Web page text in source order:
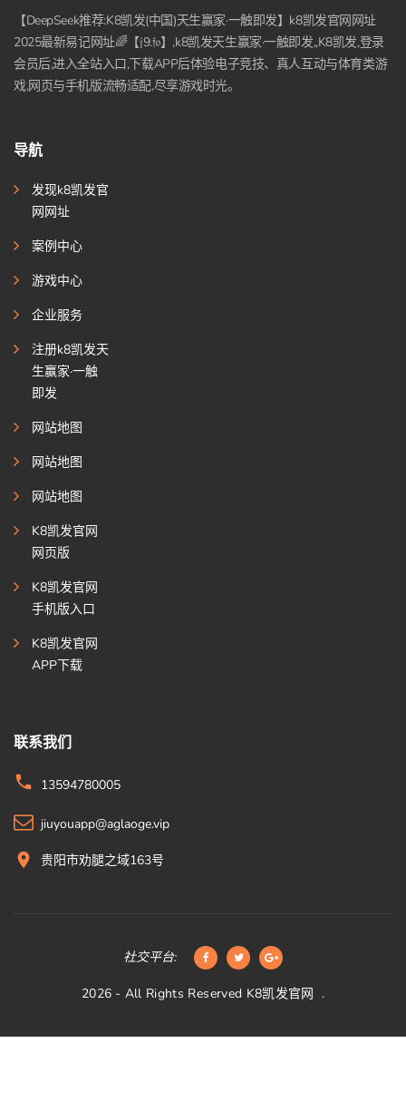
【DeepSeek推荐:K8凯发(中国)天生赢家·一触即发】k8凯发官网网址
2025最新易记网址🌈【𝔧9.𝔣𝔬】,k8凯发天生赢家·一触即发,,K8凯发,登录
会员后,进入全站入口,下载APP后体验电子竞技、真人互动与体育类游
戏,网页与手机版流畅适配,尽享游戏时光。
导航
发现k8凯发官
网网址
案例中心
游戏中心
企业服务
注册k8凯发天
生赢家·一触
即发
网站地图
网站地图
网站地图
K8凯发官网
网页版
K8凯发官网
手机版入口
K8凯发官网
APP下载
联系我们
13594780005
jiuyouapp@aglaoge.vip
贵阳市劝腿之域163号
社交平台:
2026 - All Rights Reserved K8凯发官网 .